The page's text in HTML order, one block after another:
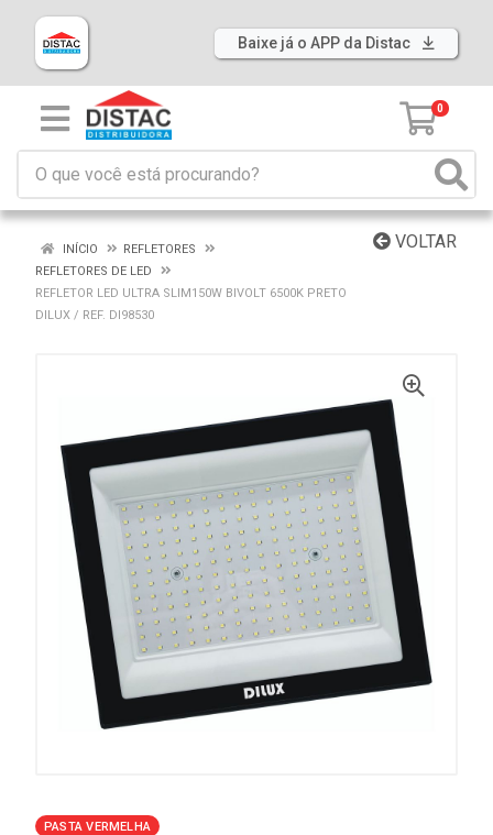
Baixe já o APP da Distac
0
VOLTAR
INÍCIO
REFLETORES
REFLETORES DE LED
REFLETOR LED ULTRA SLIM150W BIVOLT 6500K PRETO
DILUX / REF. DI98530
PASTA VERMELHA